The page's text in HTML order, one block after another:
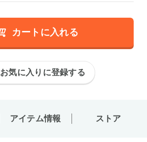
カートに入れる
お気に入りに登録する
アイテム情報 ストア